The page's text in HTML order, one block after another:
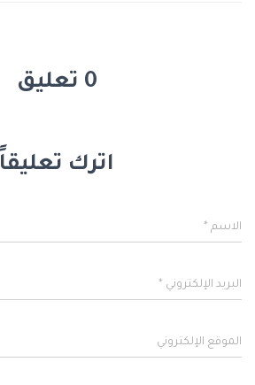
0 تعليق
اترك تعليقاً
الاسم *
البريد الإلكتروني *
الموقع الإلكتروني